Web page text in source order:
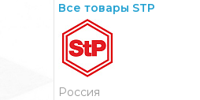
Все товары STP
Россия